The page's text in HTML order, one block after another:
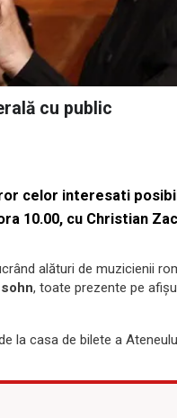
cu public
celor interesati
10.00, cu Christian
alături de muzicienii
, toate prezente pe
la casa de bilete a